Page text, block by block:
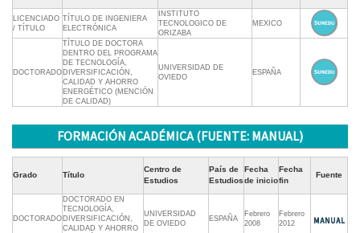
LICENCIADO
/ TÍTULO
TÍTULO DE INGENIERA
ELECTRÓNICA
INSTITUTO
TECNOLOGICO DE
ORIZABA
MEXICO
DOCTORADO
TÍTULO DE DOCTORA
DENTRO DEL PROGRAMA
DE TECNOLOGÍA,
DIVERSIFICACIÓN,
CALIDAD Y AHORRO
ENERGÉTICO (MENCIÓN
DE CALIDAD)
UNIVERSIDAD DE
OVIEDO
ESPAÑA
FORMACIÓN ACADÉMICA (FUENTE: MANUAL)
Grado Título
Centro de
Estudios
País de
Estudios
Fecha
de inicio
Fecha
fin
Fuente
DOCTORADO
DOCTORADO EN
TECNOLOGÍA,
DIVERSIFICACIÓN,
CALIDAD Y AHORRO
UNIVERSIDAD
DE OVIEDO
ESPAÑA
Febrero
2008
Febrero
2012